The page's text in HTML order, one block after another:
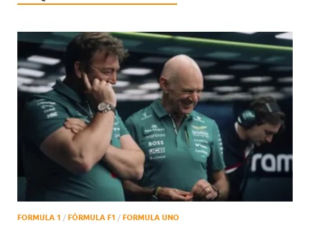
FORMULA 1 / FÓRMULA F1 / FORMULA UNO